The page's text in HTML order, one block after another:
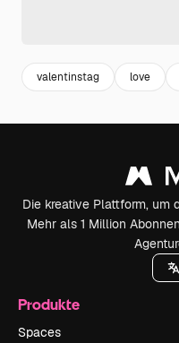
valentinstag love
Die kreative Plattform, um
Mehr als 1 Million
Produkte
Spaces